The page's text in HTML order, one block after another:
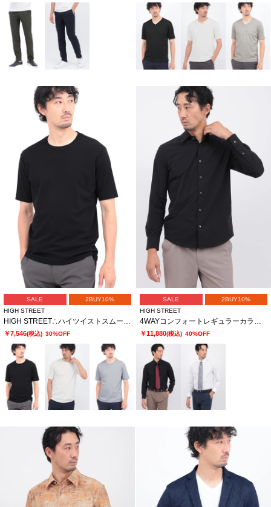
SALE
2BUY10%
HIGH STREET
HIGH STREET∴ハイツイストスムースクルーネック半袖カットソー
￥7,546(税込) 30%OFF
SALE
2BUY10%
HIGH STREET
4WAYコンフォートレギュラーカラーシャツ
￥11,880(税込) 40%OFF